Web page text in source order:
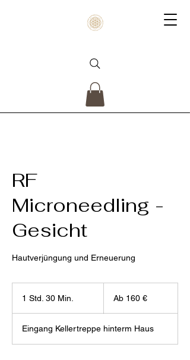
RF
Microneedling -
Gesicht
Hautverjüngung und Erneuerung
1 Std. 30 Min.
d
3
EuroAb 160 €
Eingang Kellertreppe hinterm Haus